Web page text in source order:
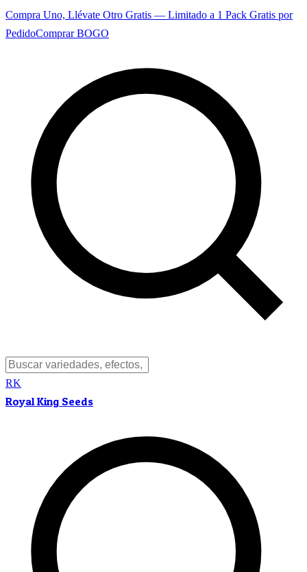
Compra Uno, Llévate Otro Gratis — Limitado a 1 Pack Gratis por
PedidoComprar BOGO
RK
Royal King Seeds